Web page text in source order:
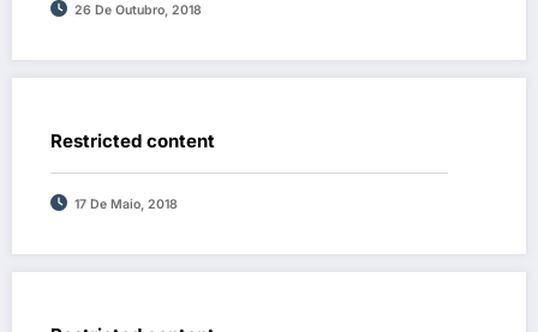
26 De Outubro, 2018
Restricted content
17 De Maio, 2018